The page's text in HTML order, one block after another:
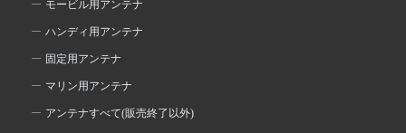
モービル用アンテナ
ハンディ用アンテナ
固定用アンテナ
マリン用アンテナ
アンテナすべて(販売終了以外)